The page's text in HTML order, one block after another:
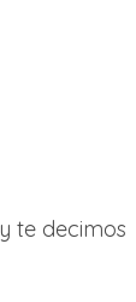
te decimos